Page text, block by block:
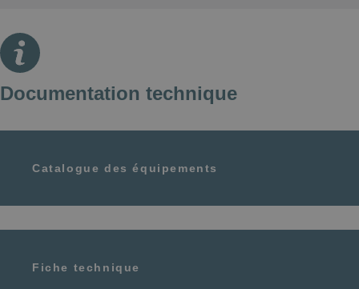
Documentation technique
Catalogue des équipements
Fiche technique